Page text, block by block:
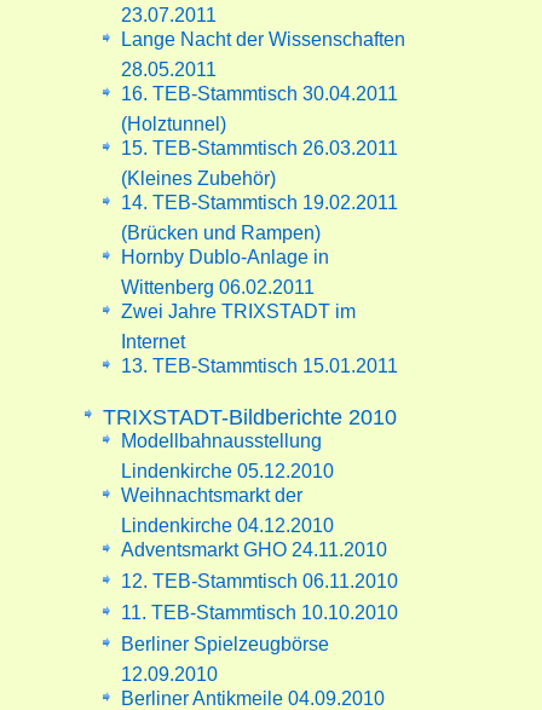
23.07.2011
Lange Nacht der Wissenschaften
28.05.2011
16. TEB-Stammtisch 30.04.2011
(Holztunnel)
15. TEB-Stammtisch 26.03.2011
(Kleines Zubehör)
14. TEB-Stammtisch 19.02.2011
(Brücken und Rampen)
Hornby Dublo-Anlage in
Wittenberg 06.02.2011
Zwei Jahre TRIXSTADT im
Internet
13. TEB-Stammtisch 15.01.2011
TRIXSTADT-Bildberichte 2010
Modellbahnausstellung
Lindenkirche 05.12.2010
Weihnachtsmarkt der
Lindenkirche 04.12.2010
Adventsmarkt GHO 24.11.2010
12. TEB-Stammtisch 06.11.2010
11. TEB-Stammtisch 10.10.2010
Berliner Spielzeugbörse
12.09.2010
Berliner Antikmeile 04.09.2010